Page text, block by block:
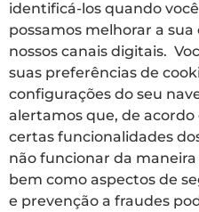
identificá-los quando
possamos melhorar a
nossos canais digitais.
suas preferências de
configurações do seu
alertamos que, de acordo
certas funcionalidades
não funcionar da
bem como aspectos de
e prevenção a fraudes